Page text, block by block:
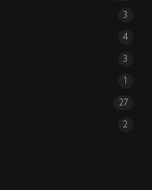
3
4
3
1
27
2